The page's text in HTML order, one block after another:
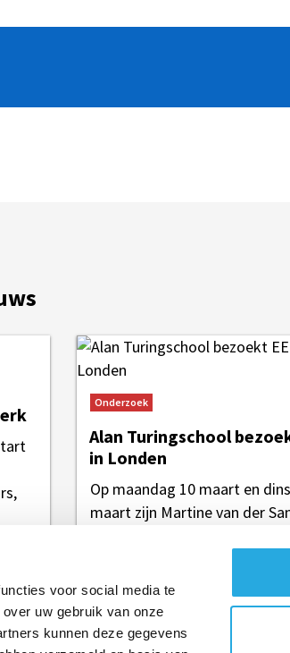
voor social media te
uw gebruik van onze
kunnen deze gegevens
Onderzoek
Alan Turingschool
in Londen
Op maandag 10 maart en
maart zijn Martine van der